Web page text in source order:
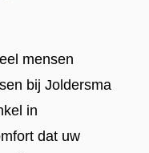
mensen
bij Joldersma
in
dat uw